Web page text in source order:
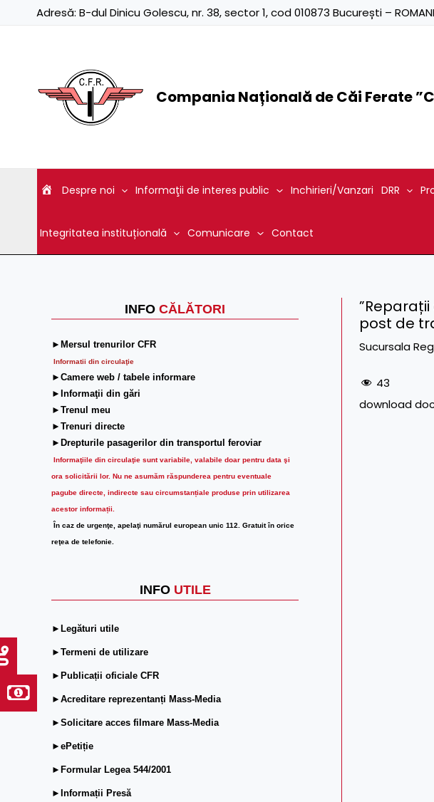
Adresă: B-dul Dinicu Golescu, nr. 38, sector 1, cod 010873 București –
Compania Națională de Căi Ferate
Despre noi Informaţii de interes public Inchirieri/Vanzari DRR
Integritatea instituțională Comunicare Contact
INFO CĂLĂTORI
►Mersul trenurilor CFR
Informatii din circulaţie
►Camere web / tabele informare
►Informaţii din gări
►Trenul meu
►Trenuri directe
►Drepturile pasagerilor din transportul feroviar
Informaţiile din circulaţie sunt variabile, valabile doar pentru data şi
ora solicitării lor. Nu ne asumăm răspunderea pentru eventuale
pagube directe, indirecte sau circumstanțiale produse prin utilizarea
acestor informații.
În caz de urgenţe, apelaţi numărul european unic 112. Gratuit în orice
reţea de telefonie.
INFO UTILE
►Legături utile
►Termeni de utilizare
►Publicații oficiale CFR
►Acreditare reprezentanți Mass-Media
►Solicitare acces filmare Mass-Media
►ePetiție
►Formular Legea 544/2001
►Informații Presă
post de
Sucursala
43
download